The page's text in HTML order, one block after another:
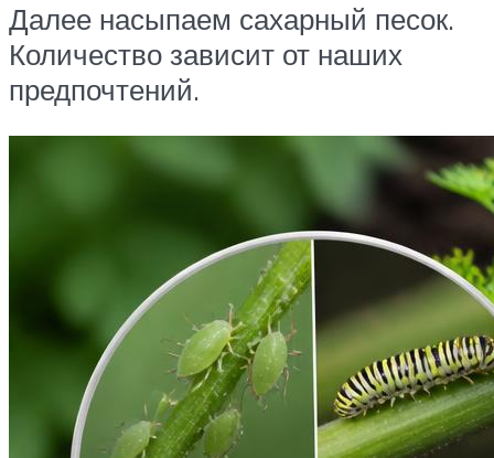
Далее насыпаем сахарный песок.
Количество зависит от наших
предпочтений.